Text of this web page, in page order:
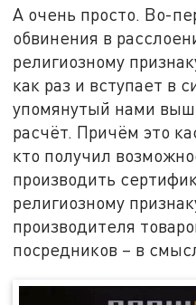
А очень просто. Во-
обвинения в
религиозному
как раз и вступает в
упомянутый нами
расчёт. Причём это
кто получил
производить
религиозному
производителя
посредников – в